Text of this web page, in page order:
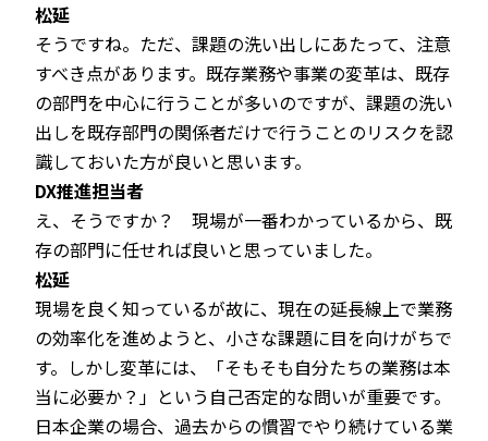
松延
そうですね。ただ、課題の洗い出しにあたって、注意
すべき点があります。既存業務や事業の変革は、既存
の部門を中心に行うことが多いのですが、課題の洗い
出しを既存部門の関係者だけで行うことのリスクを認
識しておいた方が良いと思います。
DX推進担当者
え、そうですか？ 現場が一番わかっているから、既
存の部門に任せれば良いと思っていました。
松延
現場を良く知っているが故に、現在の延長線上で業務
の効率化を進めようと、小さな課題に目を向けがちで
す。しかし変革には、「そもそも自分たちの業務は本
当に必要か？」という自己否定的な問いが重要です。
日本企業の場合、過去からの慣習でやり続けている業